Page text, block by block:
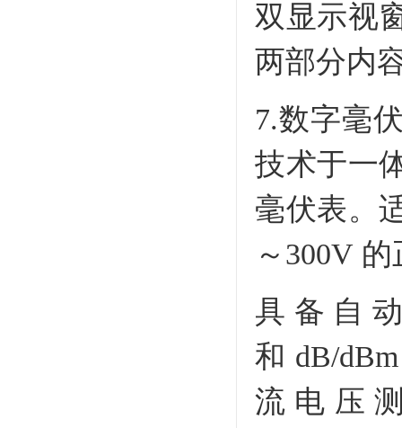
双显示视
两部分内
7.数字毫
技术于一
毫伏表。
～300V
具备自
和 dB/
流电压